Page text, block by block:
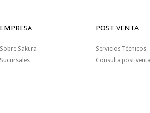
EMPRESA
Sobre Sakura
Sucursales
POST VENTA
Servicios Técnicos
Consulta post venta